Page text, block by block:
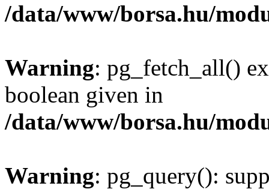
/data/www/borsa.hu/
Warning: pg_fetch_all()
boolean given in
/data/www/borsa.hu/
Warning: pg_query():